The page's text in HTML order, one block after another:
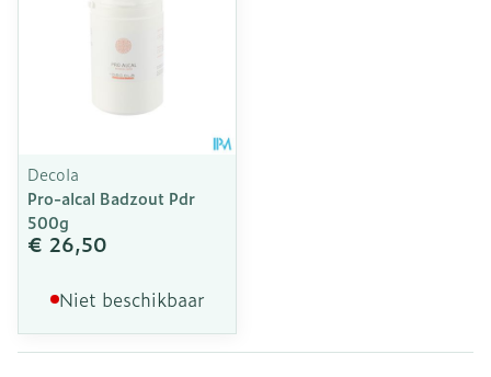
Decola
Pro-alcal Badzout Pdr
500g
€ 26,50
Niet beschikbaar